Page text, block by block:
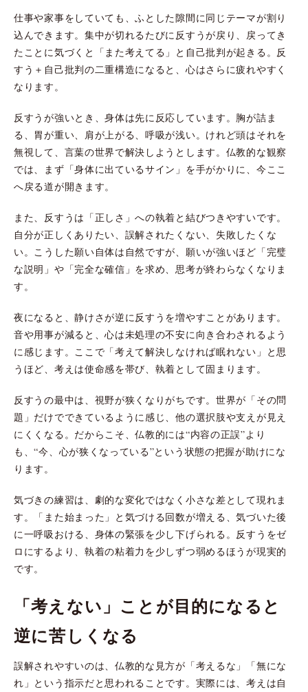
仕事や家事をしていても、ふとした隙間に同じテーマが割り
込んできます。集中が切れるたびに反すうが戻り、戻ってき
たことに気づくと「また考えてる」と自己批判が起きる。反
すう＋自己批判の二重構造になると、心はさらに疲れやすく
なります。
反すうが強いとき、身体は先に反応しています。胸が詰ま
る、胃が重い、肩が上がる、呼吸が浅い。けれど頭はそれを
無視して、言葉の世界で解決しようとします。仏教的な観察
では、まず「身体に出ているサイン」を手がかりに、今ここ
へ戻る道が開きます。
また、反すうは「正しさ」への執着と結びつきやすいです。
自分が正しくありたい、誤解されたくない、失敗したくな
い。こうした願い自体は自然ですが、願いが強いほど「完璧
な説明」や「完全な確信」を求め、思考が終わらなくなりま
す。
夜になると、静けさが逆に反すうを増やすことがあります。
音や用事が減ると、心は未処理の不安に向き合わされるよう
に感じます。ここで「考えて解決しなければ眠れない」と思
うほど、考えは使命感を帯び、執着として固まります。
反すうの最中は、視野が狭くなりがちです。世界が「その問
題」だけでできているように感じ、他の選択肢や支えが見え
にくくなる。だからこそ、仏教的には“内容の正誤”より
も、“今、心が狭くなっている”という状態の把握が助けにな
ります。
気づきの練習は、劇的な変化ではなく小さな差として現れま
す。「また始まった」と気づける回数が増える、気づいた後
に一呼吸おける、身体の緊張を少し下げられる。反すうをゼ
ロにするより、執着の粘着力を少しずつ弱めるほうが現実的
です。
「考えない」ことが目的になると
逆に苦しくなる
誤解されやすいのは、仏教的な見方が「考えるな」「無にな
れ」という指示だと思われることです。実際には、考えは自